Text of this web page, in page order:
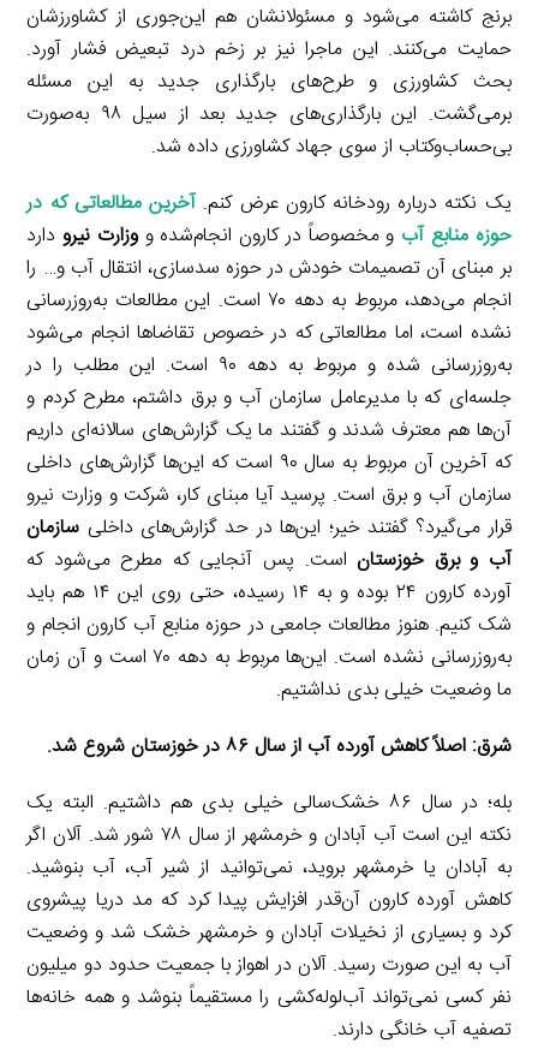
برنج کاشته می‌شود و مسئولانشان هم این‌جوری از کشاورزشان
حمایت می‌کنند. این ماجرا نیز بر زخم درد تبعیض فشار آورد.
بحث کشاورزی و طرح‌های بارگذاری جدید به این مسئله
برمی‌گشت. این بارگذاری‌های جدید بعد از سیل ۹۸ به‌صورت
بی‌حساب‌وکتاب از سوی جهاد کشاورزی داده شد.
یک نکته درباره رودخانه کارون عرض کنم. آخرین مطالعاتی که در
حوزه منابع آب و مخصوصاً در کارون انجام‌شده ووزارت نیرودارد
بر مبنای آن تصمیمات خودش در حوزه سدسازی، انتقال آب و… را
انجام می‌دهد، مربوط به دهه ۷۰ است. این مطالعات به‌روزرسانی
نشده است، اما مطالعاتی که در خصوص تقاضاها انجام می‌شود
به‌روزرسانی شده و مربوط به دهه ۹۰ است. این مطلب را در
جلسه‌ای که با مدیرعامل سازمان آب و برق داشتم، مطرح کردم و
آن‌ها هم معترف شدند و گفتند ما یک گزارش‌های سالانه‌ای داریم
که آخرین آن مربوط به سال ۹۰ است که این‌ها گزارش‌های داخلی
سازمان آب و برق است. پرسید آیا مبنای کار، شرکت و وزارت نیرو
قرار می‌گیرد؟ گفتند خیر؛ این‌ها در حد گزارش‌های داخلی سازمان
آب و برق خوزستاناست. پس آنجایی که مطرح می‌شود که
آورده کارون ۲۴ بوده و به ۱۴ رسیده، حتی روی این ۱۴ هم باید
شک کنیم. هنوز مطالعات جامعی در حوزه منابع آب کارون انجام و
به‌روزرسانی نشده است. این‌ها مربوط به دهه ۷۰ است و آن زمان
ما وضعیت خیلی بدی نداشتیم.
شرق: اصلاً کاهش آورده آب از سال ۸۶ در خوزستان شروع شد.
بله؛ در سال ۸۶ خشک‌سالی خیلی بدی هم داشتیم. البته یک
نکته این است آب آبادان و خرمشهر از سال ۷۸ شور شد. آلان اگر
به آبادان یا خرمشهر بروید، نمی‌توانید از شیر آب، آب بنوشید.
کاهش آورده کارون آن‌قدر افزایش پیدا کرد که مد دریا پیشروی
کرد و بسیاری از نخیلات آبادان و خرمشهر خشک شد و وضعیت
آب به این صورت رسید. آلان در اهواز با جمعیت حدود دو میلیون
نفر کسی نمی‌تواند آب‌لوله‌کشی را مستقیماً بنوشد و همه خانه‌ها
تصفیه آب خانگی دارند.